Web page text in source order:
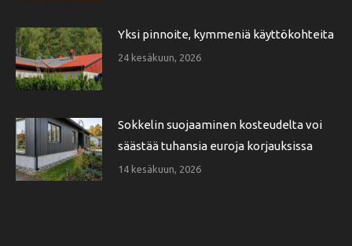
Yksi pinnoite, kymmeniä käyttökohteita
24 kesäkuun, 2026
Sokkelin suojaaminen kosteudelta voi
säästää tuhansia euroja korjauksissa
14 kesäkuun, 2026